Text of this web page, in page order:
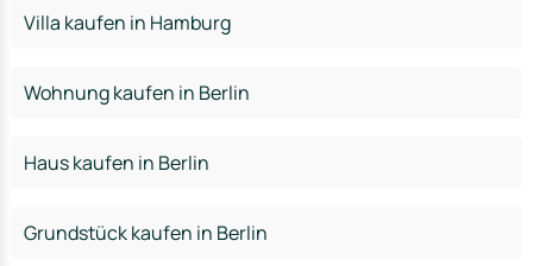
Villa kaufen in Hamburg
Wohnung kaufen in Berlin
Haus kaufen in Berlin
Grundstück kaufen in Berlin